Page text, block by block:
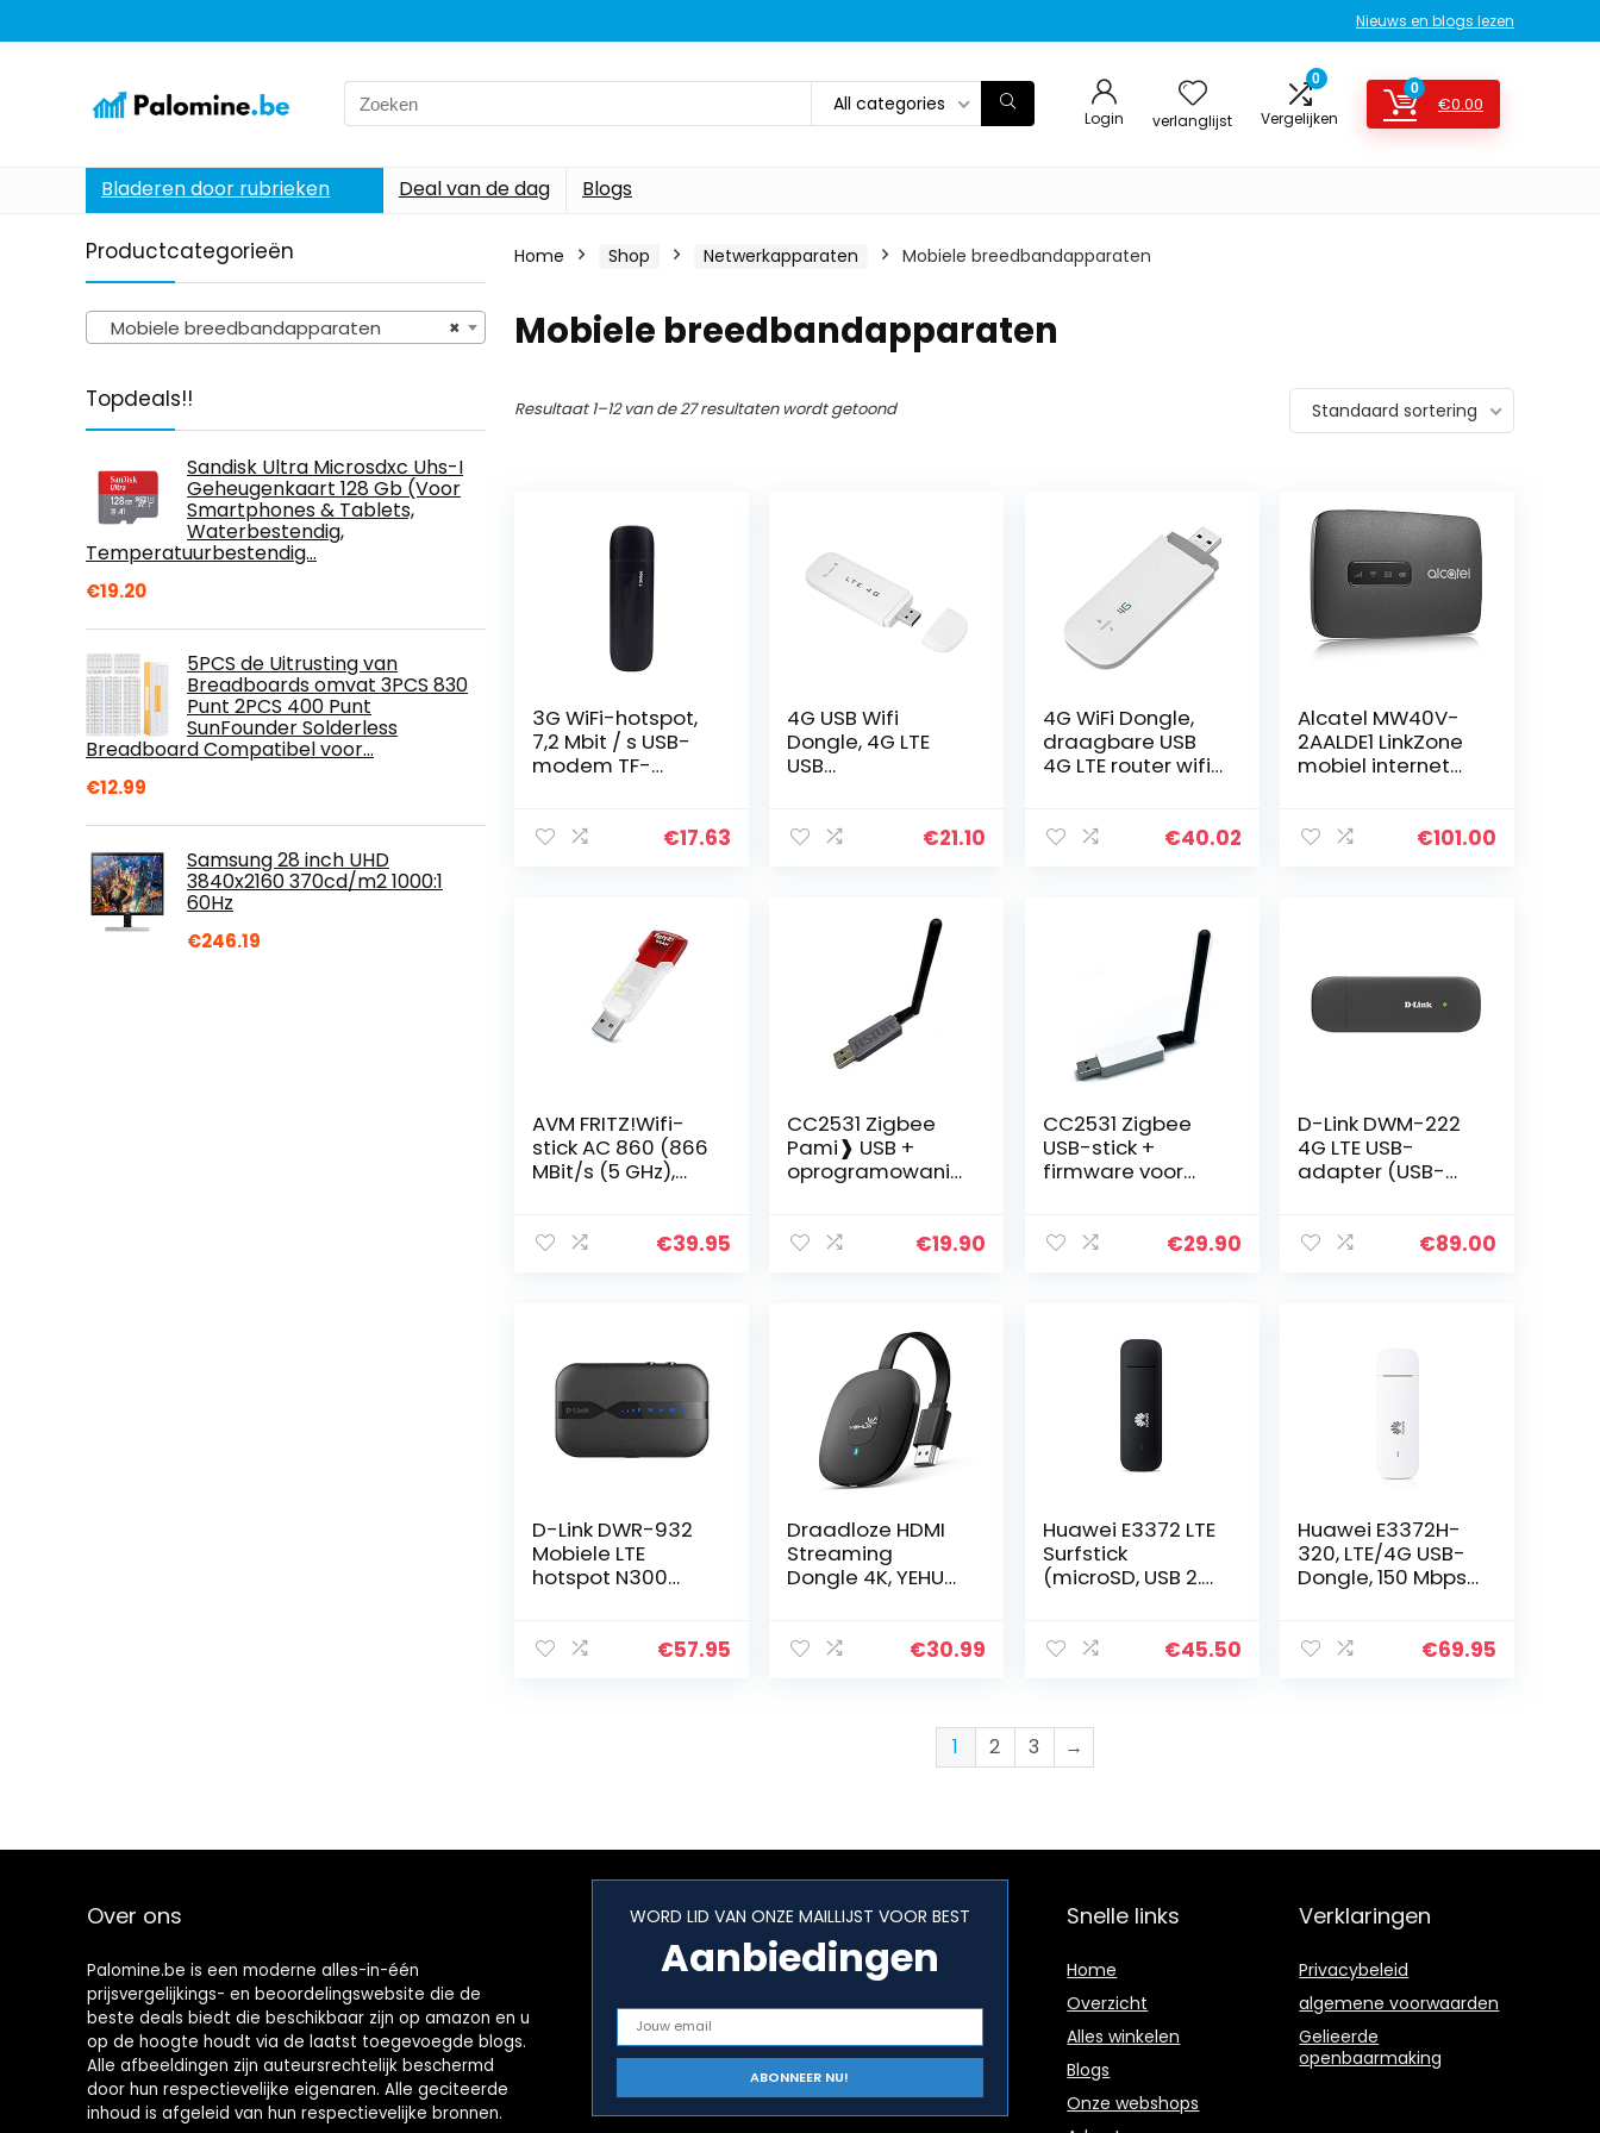
Nieuws en blogs lezen
Search
for:
All categories
Login verlanglijst
0
Vergelijken
0
€0.00
Bladeren door rubrieken Deal van de dag Blogs
Productcategorieën
×
Mobiele breedbandapparaten
Topdeals!!
Sandisk Ultra Microsdxc Uhs-I
Geheugenkaart 128 Gb (Voor
Smartphones & Tablets,
Waterbestendig,
Temperatuurbestendig…
€19.20
5PCS de Uitrusting van
Breadboards omvat 3PCS 830
Punt 2PCS 400 Punt
SunFounder Solderless
Breadboard Compatibel voor…
€12.99
Samsung 28 inch UHD
3840x2160 370cd/m2 1000:1
60Hz
€246.19
Home Shop Netwerkapparaten Mobiele breedbandapparaten
Mobiele breedbandapparaten
Resultaat 1–12 van de 27 resultaten wordt getoond Standaard sortering
3G WiFi-hotspot,
7,2 Mbit / s USB-
modem TF-
netwerkdongle,
€17.63
4G USB Wifi
Dongle, 4G LTE
USB
Hotspot Router
€21.10
4G WiFi Dongle,
draagbare USB
4G LTE router wifi-
voor wifi en TF-
€40.02
Alcatel MW40V-
2AALDE1 LinkZone
mobiel internet
cat4) zwart
€101.00
AVM FRITZ!Wifi-
stick AC 860 (866
MBit/s (5 GHz),
internationale
€39.95
CC2531 Zigbee
Pami❱ USB +
oprogramowanie
FHEM
€19.90
CC2531 Zigbee
USB-stick +
firmware voor
zigbee2mqtt met
€29.90
D-Link DWM-222
4G LTE USB-
adapter (USB-
150 Mbps
€89.00
D-Link DWR-932
Mobiele LTE
hotspot N300
€57.95
Draadloze HDMI
Streaming
Dongle 4K, YEHUA
Ondersteuning
€30.99
Huawei E3372 LTE
Surfstick
(microSD, USB 2.0)
€45.50
Huawei E3372H-
320, LTE/4G USB-
Dongle, 150 Mbps,
€69.95
1 2 3 →
Over ons
Palomine.be is een moderne alles-in-één
prijsvergelijkings- en beoordelingswebsite die de
beste deals biedt die beschikbaar zijn op amazon en u
op de hoogte houdt via de laatst toegevoegde blogs.
Alle afbeeldingen zijn auteursrechtelijk beschermd
door hun respectievelijke eigenaren. Alle geciteerde
inhoud is afgeleid van hun respectievelijke bronnen.
WORD LID VAN ONZE MAILLIJST VOOR BEST
Aanbiedingen
Snelle links
Home
Overzicht
Alles winkelen
Blogs
Onze webshops
Verklaringen
Privacybeleid
algemene voorwaarden
Gelieerde
openbaarmaking